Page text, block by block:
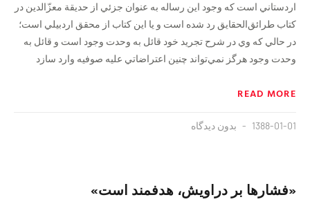
اردستاني است كه وجود اين رساله به عنوان جزئي از حديقة معزّ‌الدين در
كتاب طرائق‌الحقايق رد شده است و يا اين كتاب از محقق‌ اردبيلي است؛
در حالي كه وي در شرح تجريد خود قائل به وحدت وجود است و قائل به
وحدت وجود هرگز نمي‌تواند چنين اعتراضاتي عليه صوفيه وارد سازد
READ MORE
1388-01-01 بدون دیدگاه
«فشارها بر دراویش، هدفمند است»